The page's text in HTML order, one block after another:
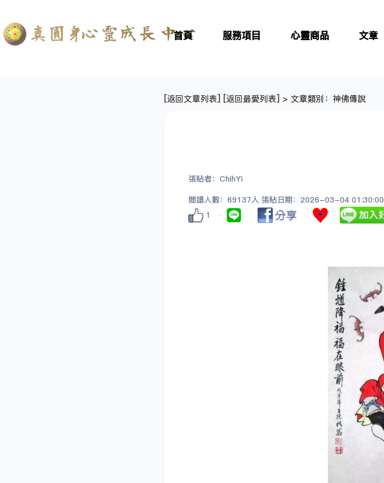
首頁 服務項目 心靈商品 文章
[返回文章列表] [返回最愛列表] > 文章類別：神佛傳說
張貼者：ChihYi
閱讀人數：69137人 張貼日期：2026-03-04 01:30:00
1